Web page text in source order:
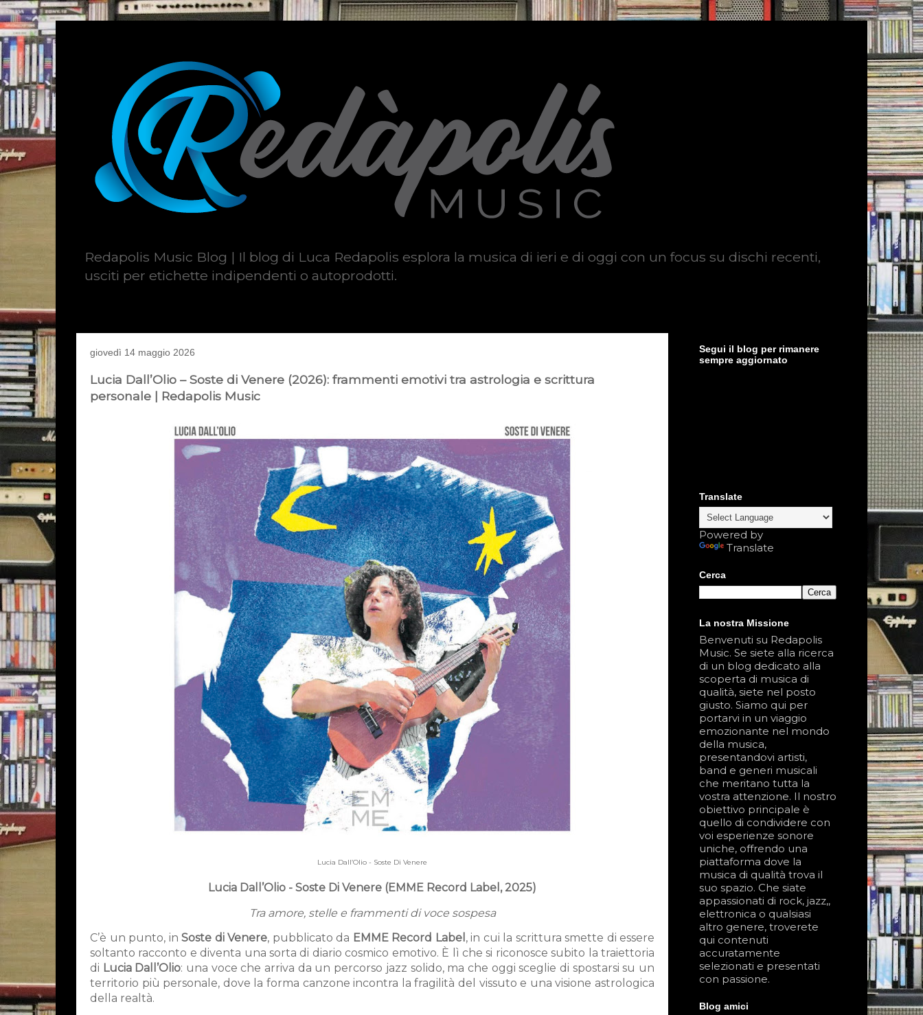
Redapolis Music Blog | Il blog di Luca Redapolis esplora la musica di ieri e di oggi con un focus su dischi recenti,
usciti per etichette indipendenti o autoprodotti.
giovedì 14 maggio 2026
Lucia Dall’Olio – Soste di Venere (2026): frammenti emotivi tra astrologia e scrittura
personale | Redapolis Music
Lucia Dall’Olio - Soste Di Venere
Lucia Dall’Olio - Soste Di Venere (EMME Record Label, 2025)
Tra amore, stelle e frammenti di voce sospesa
C’è un punto, in Soste di Venere, pubblicato da EMME Record Label , in cui la scrittura smette di essere
soltanto racconto e diventa una sorta di diario cosmico emotivo. È lì che si riconosce subito la traiettoria
di Lucia Dall’Olio: una voce che arriva da un percorso jazz solido, ma che oggi sceglie di spostarsi su un
territorio più personale, dove la forma canzone incontra la fragilità del vissuto e una visione astrologica
della realtà.
Segui il blog per rimanere
sempre aggiornato
Translate
Powered by
Translate
Cerca
La nostra Missione
Benvenuti su Redapolis
Music. Se siete alla ricerca
di un blog dedicato alla
scoperta di musica di
qualità, siete nel posto
giusto. Siamo qui per
portarvi in un viaggio
emozionante nel mondo
della musica,
presentandovi artisti,
band e generi musicali
che meritano tutta la
vostra attenzione. Il nostro
obiettivo principale è
quello di condividere con
voi esperienze sonore
uniche, offrendo una
piattaforma dove la
musica di qualità trova il
suo spazio. Che siate
appassionati di rock, jazz,,
elettronica o qualsiasi
altro genere, troverete
qui contenuti
accuratamente
selezionati e presentati
con passione.
Blog amici